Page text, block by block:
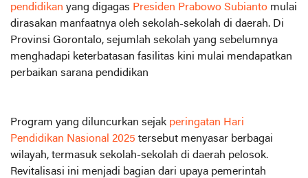
pendidikan yang digagas Presiden Prabowo Subianto mulai
dirasakan manfaatnya oleh sekolah-sekolah di daerah. Di
Provinsi Gorontalo, sejumlah sekolah yang sebelumnya
menghadapi keterbatasan fasilitas kini mulai mendapatkan
perbaikan sarana pendidikan
Program yang diluncurkan sejak peringatan Hari
Pendidikan Nasional 2025 tersebut menyasar berbagai
wilayah, termasuk sekolah-sekolah di daerah pelosok.
Revitalisasi ini menjadi bagian dari upaya pemerintah